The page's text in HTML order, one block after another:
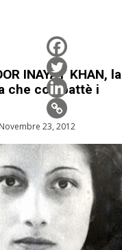
INAYAT KHAN, la
che combattè i
Novembre 23, 2012